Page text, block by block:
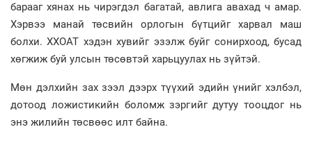
барааг хянах нь чирэгдэл багатай, авлига авахад ч амар.
Хэрвээ манай төсвийн орлогын бүтцийг харвал маш
болхи. ХХОАТ хэдэн хувийг эзэлж буйг сонирхоод, бусад
хөгжиж буй улсын төсөвтэй харьцуулах нь зүйтэй.
Мөн дэлхийн зах зээл дээрх түүхий эдийн үнийг хэлбэл,
дотоод ложистикийн боломж зэргийг дутуу тооцдог нь
энэ жилийн төсвөөс илт байна.